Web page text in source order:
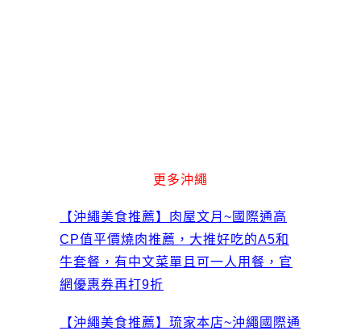
更多沖繩
【沖繩美食推薦】肉屋文月~國際通高
CP值平價燒肉推薦，大推好吃的A5和
牛套餐，有中文菜單且可一人用餐，官
網優惠券再打9折
【沖繩美食推薦】琉家本店~沖繩國際通